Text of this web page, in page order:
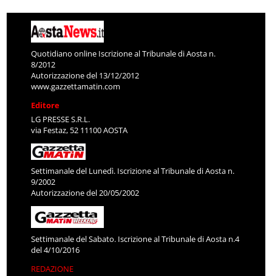
Quotidiano online Iscrizione al Tribunale di Aosta n.
8/2012
Autorizzazione del 13/12/2012
www.gazzettamatin.com
Editore
LG PRESSE S.R.L.
via Festaz, 52 11100 AOSTA
Settimanale del Lunedì. Iscrizione al Tribunale di Aosta n.
9/2002
Autorizzazione del 20/05/2002
Settimanale del Sabato. Iscrizione al Tribunale di Aosta n.4
del 4/10/2016
REDAZIONE